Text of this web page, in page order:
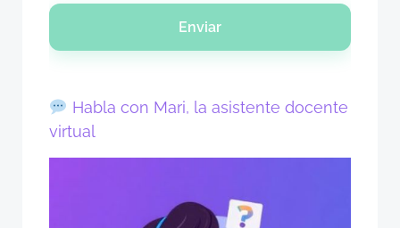
Enviar
Habla con Mari, la asistente docente
virtual